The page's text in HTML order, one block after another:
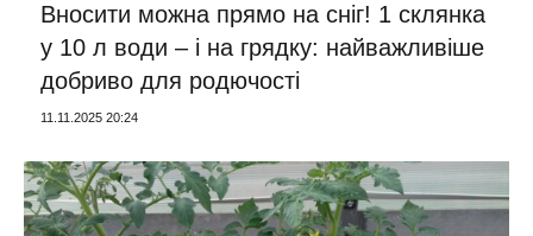
Вносити можна прямо на сніг! 1 склянка
у 10 л води – і на грядку: найважливіше
добриво для родючості
11.11.2025 20:24